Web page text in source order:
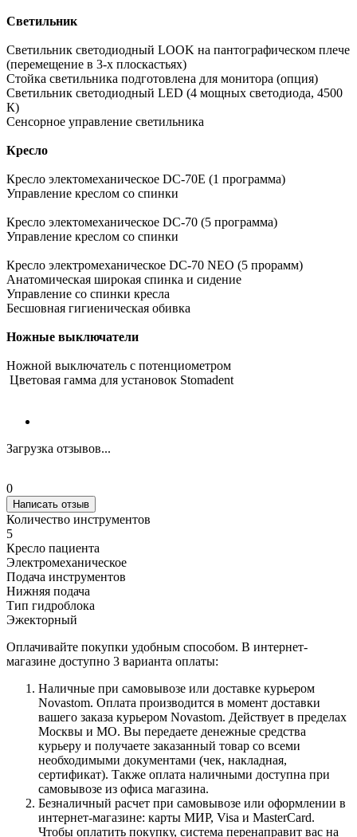
Светильник
Светильник светодиодный LOOK на пантографическом плече
(перемещение в 3-х плоскастьях)
Стойка светильника подготовлена для монитора (опция)
Светильник светодиодный LED (4 мощных светодиода, 4500
К)
Сенсорное управление светильника
Кресло
Кресло электомеханическое DC-70E (1 программа)
Управление креслом со спинки
Кресло электомеханическое DC-70 (5 программа)
Управление креслом со спинки
Кресло электромеханическое DC-70 NEO (5 прорамм)
Анатомическая широкая спинка и сидение
Управление со спинки кресла
Бесшовная гигиеническая обивка
Ножные выключатели
Ножной выключатель с потенциометром
Цветовая гамма для установок Stomadent
Загрузка отзывов...
0
Написать отзыв
Количество инструментов
5
Кресло пациента
Электромеханическое
Подача инструментов
Нижняя подача
Тип гидроблока
Эжекторный
Оплачивайте покупки удобным способом. В интернет-
магазине доступно 3 варианта оплаты:
Наличные при самовывозе или доставке курьером
Novastom. Оплата производится в момент доставки
вашего заказа курьером Novastom. Действует в пределах
Москвы и МО. Вы передаете денежные средства
курьеру и получаете заказанный товар со всеми
необходимыми документами (чек, накладная,
сертификат). Также оплата наличными доступна при
самовывозе из офиса магазина.
Безналичный расчет при самовывозе или оформлении в
интернет-магазине: карты МИР, Visa и MasterCard.
Чтобы оплатить покупку, система перенаправит вас на